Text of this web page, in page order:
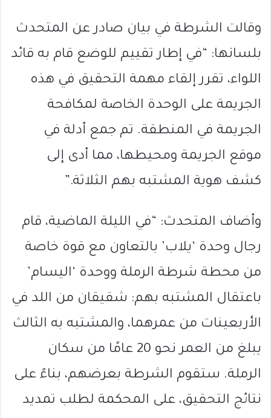
وقالت الشرطة في بيان صادر عن المتحدث
بلسانها: “في إطار تقييم للوضع قام به قائد
اللواء، تقرر إلقاء مهمة التحقيق في هذه
الجريمة على الوحدة الخاصة لمكافحة
الجريمة في المنطقة. تم جمع أدلة في
موقع الجريمة ومحيطها، مما أدى إلى
كشف هوية المشتبه بهم الثلاثة.”
وأضاف المتحدث: “في الليلة الماضية، قام
رجال وحدة ‘يلاب’ بالتعاون مع قوة خاصة
من محطة شرطة الرملة ووحدة ‘اليسام’
باعتقال المشتبه بهم: شقيقان من اللد في
الأربعينات من عمرهما، والمشتبه به الثالث
يبلغ من العمر نحو 20 عامًا من سكان
الرملة. ستقوم الشرطة بعرضهم، بناءً على
نتائج التحقيق، على المحكمة لطلب تمديد